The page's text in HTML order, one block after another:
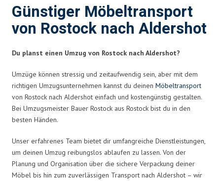
Günstiger Möbeltransport
von Rostock nach Aldershot
Du planst einen Umzug von Rostock nach Aldershot?
Umzüge können stressig und zeitaufwendig sein, aber mit dem
richtigen Umzugsunternehmen kannst du deinen Möbeltransport
von Rostock nach Aldershot einfach und kostengünstig gestalten.
Bei Umzugsmeister Bauer Rostock aus Rostock bist du in den
besten Händen.
Unser erfahrenes Team bietet dir umfangreiche Dienstleistungen,
um deinen Umzug reibungslos ablaufen zu lassen. Von der
Planung und Organisation über die sichere Verpackung deiner
Möbel bis hin zum zuverlässigen Transport nach Aldershot – wir